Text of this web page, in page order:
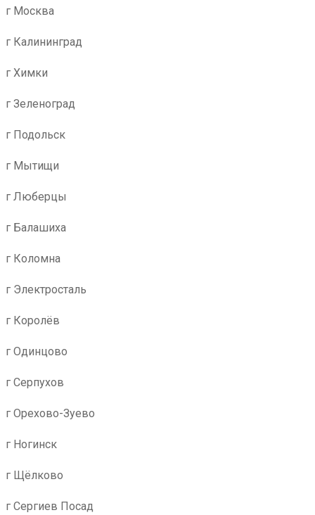
г Москва
г Калининград
г Химки
г Зеленоград
г Подольск
г Мытищи
г Люберцы
г Балашиха
г Коломна
г Электросталь
г Королёв
г Одинцово
г Серпухов
г Орехово-Зуево
г Ногинск
г Щёлково
г Сергиев Посад